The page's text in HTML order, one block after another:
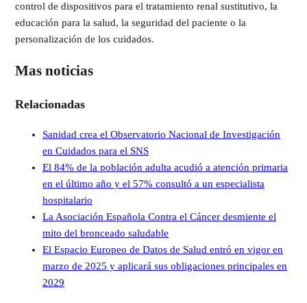
control de dispositivos para el tratamiento renal sustitutivo, la
educación para la salud, la seguridad del paciente o la
personalización de los cuidados.
Mas noticias
Relacionadas
Sanidad crea el Observatorio Nacional de Investigación
en Cuidados para el SNS
El 84% de la población adulta acudió a atención primaria
en el último año y el 57% consultó a un especialista
hospitalario
La Asociación Española Contra el Cáncer desmiente el
mito del bronceado saludable
El Espacio Europeo de Datos de Salud entró en vigor en
marzo de 2025 y aplicará sus obligaciones principales en
2029